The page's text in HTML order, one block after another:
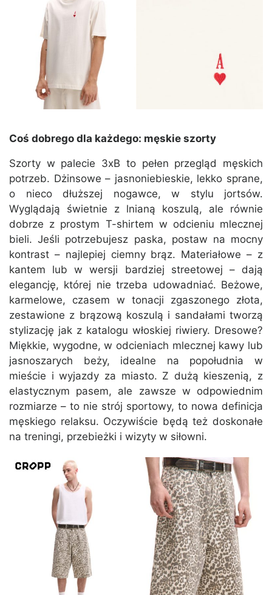
Coś dobrego dla każdego: męskie szorty
Szorty w palecie 3xB to pełen przegląd męskich
potrzeb. Dżinsowe – jasnoniebieskie, lekko sprane,
o nieco dłuższej nogawce, w stylu jortsów.
Wyglądają świetnie z lnianą koszulą, ale równie
dobrze z prostym T-shirtem w odcieniu mlecznej
bieli. Jeśli potrzebujesz paska, postaw na mocny
kontrast – najlepiej ciemny brąz. Materiałowe – z
kantem lub w wersji bardziej streetowej – dają
elegancję, której nie trzeba udowadniać. Beżowe,
karmelowe, czasem w tonacji zgaszonego złota,
zestawione z brązową koszulą i sandałami tworzą
stylizację jak z katalogu włoskiej riwiery. Dresowe?
Miękkie, wygodne, w odcieniach mlecznej kawy lub
jasnoszarych beży, idealne na popołudnia w
mieście i wyjazdy za miasto. Z dużą kieszenią, z
elastycznym pasem, ale zawsze w odpowiednim
rozmiarze – to nie strój sportowy, to nowa definicja
męskiego relaksu. Oczywiście będą też doskonałe
na treningi, przebieżki i wizyty w siłowni.